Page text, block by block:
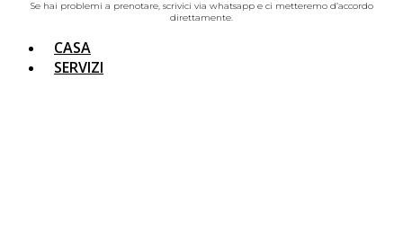
Se hai problemi a prenotare, scrivici via whatsapp e ci metteremo d’accordo
direttamente.
CASA
SERVIZI